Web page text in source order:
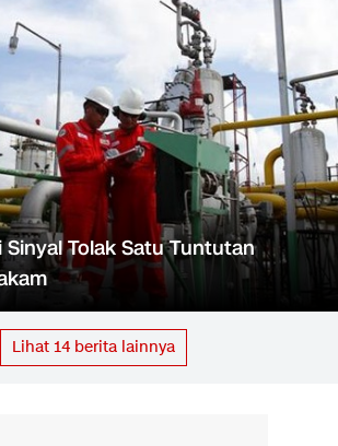
Tolak Satu Tuntutan
Lihat 14berita lainnya